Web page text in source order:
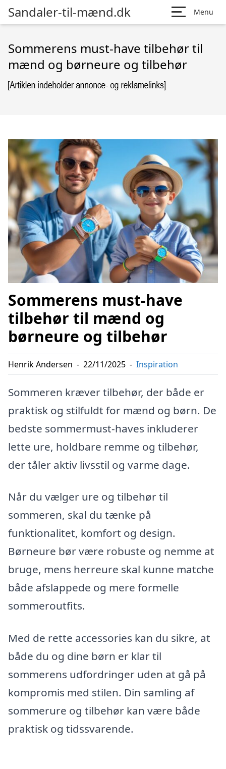
Sandaler-til-mænd.dk Menu
Sommerens must-have tilbehør til
mænd og børneure og tilbehør
Sommerens must-have
tilbehør til mænd og
børneure og tilbehør
Henrik Andersen - 22/11/2025 - Inspiration
Sommeren kræver tilbehør, der både er
praktisk og stilfuldt for mænd og børn. De
bedste sommermust-haves inkluderer
lette ure, holdbare remme og tilbehør,
der tåler aktiv livsstil og varme dage.
Når du vælger ure og tilbehør til
sommeren, skal du tænke på
funktionalitet, komfort og design.
Børneure bør være robuste og nemme at
bruge, mens herreure skal kunne matche
både afslappede og mere formelle
sommeroutfits.
Med de rette accessories kan du sikre, at
både du og dine børn er klar til
sommerens udfordringer uden at gå på
kompromis med stilen. Din samling af
sommerure og tilbehør kan være både
praktisk og tidssvarende.